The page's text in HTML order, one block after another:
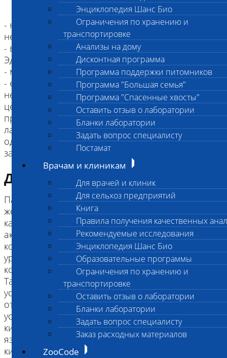
Энциклопедия Шанс Био
Ограничения по хранению и
транспортировке
Анализы на дому
Дисконтная программа
Программа поддержки питомников
Программа "Большая семья"
Программа "Спасенные хвосты"
Оставить отзыв о лаборатории
Бланки лаборатории
Задать вопрос специалисту
Постамат
Врачам и клиникам
Для врачей и клиник
Для сельхоз предприятий
Книга
Правила получения качественных
Рекомендуемые исследования
Энциклопедия Шанс Био
Образовательные программы
Ограничения по хранению и
транспортировке
Оставить отзыв о лаборатории
Бланки лаборатории
Задать вопрос специалисту
Заказ расходных материалов
ZooCode
- настоятельно рекомендуется взятие крови
непосредственно в лаборатории
- взятие крови только в пробирку с ЭДТА или
ЭДТА+апротинин по метку
- минимальный объем крови 2-3 мл
- если планируется транспортировка образца, то
необходимо отделить плазму (не менее 0,4 мл)
центрифугированием сразу после забора крови,
пробу сразу транспортировать на льду в
лабораторию (не более 3-х часов), иначе -
однократно заморозить и транспортировать в
Диагностическая информация
Паратгормон синтезируется паращитовидными
железами в ответ на снижение концентрации
кальция и магния в крови. При этом паратгормон
активирует остеокласты (клетки, разрушающие
костную ткань), что приводит к возрастанию
уровня кальция в крови за счет его выхода из
кости.
Также ПТГ снижает выделение кальция с мочой и
усиливает выведение фосфора, что проявляется
отложением камней в почках. Паратгормон
усиливает всасывание кальция в тонком
кишечнике, при этом возникает риск развития
язвенного поражения желудка и 12-перстной
кишки.